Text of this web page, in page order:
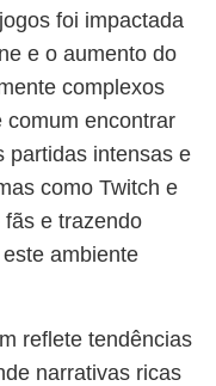
foi impactada
e o aumento do
complexos
comum encontrar
partidas intensas e
como Twitch e
fãs e trazendo
ambiente
reflete tendências
narrativas ricas